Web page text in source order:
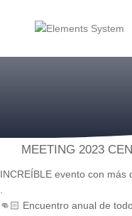
MEETING 2023
INCREÍBLE evento con más
👊🏻 Encuentro anual de